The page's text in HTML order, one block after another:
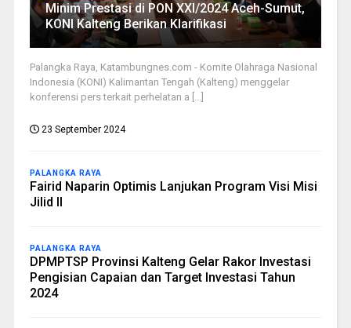
Minim Prestasi di PON XXI/2024 Aceh-Sumut,
KONI Kalteng Berikan Klarifikasi
Palangka Raya, Katambungnes.com - Komite Olahraga Nasional
Indonesia (KONI) Kalimantan Tengah (Kalteng) menggelar
konferensi pers terkait perhelatan a [...]
23 September 2024
PALANGKA RAYA
Fairid Naparin Optimis Lanjukan Program Visi Misi
Jilid II
PALANGKA RAYA
DPMPTSP Provinsi Kalteng Gelar Rakor Investasi
Pengisian Capaian dan Target Investasi Tahun
2024